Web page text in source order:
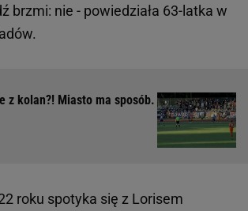
brzmi: nie - powiedziała 63-latka w
z kolan?! Miasto ma sposób.
roku spotyka się z Lorisem